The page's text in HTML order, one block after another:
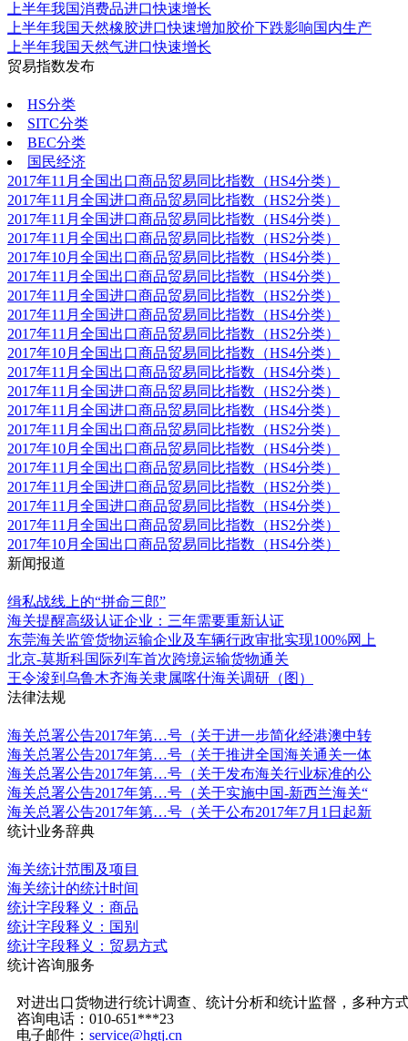
上半年我国消费品进口快速增长
上半年我国天然橡胶进口快速增加胶价下跌影响国内生产
上半年我国天然气进口快速增长
贸易指数发布
HS分类
SITC分类
BEC分类
国民经济
2017年11月全国出口商品贸易同比指数（HS4分类）
2017年11月全国进口商品贸易同比指数（HS2分类）
2017年11月全国进口商品贸易同比指数（HS4分类）
2017年11月全国出口商品贸易同比指数（HS2分类）
2017年10月全国出口商品贸易同比指数（HS4分类）
2017年11月全国出口商品贸易同比指数（HS4分类）
2017年11月全国进口商品贸易同比指数（HS2分类）
2017年11月全国进口商品贸易同比指数（HS4分类）
2017年11月全国出口商品贸易同比指数（HS2分类）
2017年10月全国出口商品贸易同比指数（HS4分类）
2017年11月全国出口商品贸易同比指数（HS4分类）
2017年11月全国进口商品贸易同比指数（HS2分类）
2017年11月全国进口商品贸易同比指数（HS4分类）
2017年11月全国出口商品贸易同比指数（HS2分类）
2017年10月全国出口商品贸易同比指数（HS4分类）
2017年11月全国出口商品贸易同比指数（HS4分类）
2017年11月全国进口商品贸易同比指数（HS2分类）
2017年11月全国进口商品贸易同比指数（HS4分类）
2017年11月全国出口商品贸易同比指数（HS2分类）
2017年10月全国出口商品贸易同比指数（HS4分类）
新闻报道
缉私战线上的“拼命三郎”
海关提醒高级认证企业：三年需要重新认证
东莞海关监管货物运输企业及车辆行政审批实现100%网上
北京-莫斯科国际列车首次跨境运输货物通关
王令浚到乌鲁木齐海关隶属喀什海关调研（图）
法律法规
海关总署公告2017年第…号（关于进一步简化经港澳中转
海关总署公告2017年第…号（关于推进全国海关通关一体
海关总署公告2017年第…号（关于发布海关行业标准的公
海关总署公告2017年第…号（关于实施中国-新西兰海关“
海关总署公告2017年第…号（关于公布2017年7月1日起新
统计业务辞典
海关统计范围及项目
海关统计的统计时间
统计字段释义：商品
统计字段释义：国别
统计字段释义：贸易方式
统计咨询服务
对进出口货物进行统计调查、统计分析和统计监督，多种方
咨询电话：010-651***23
电子邮件： service@hgtj.cn